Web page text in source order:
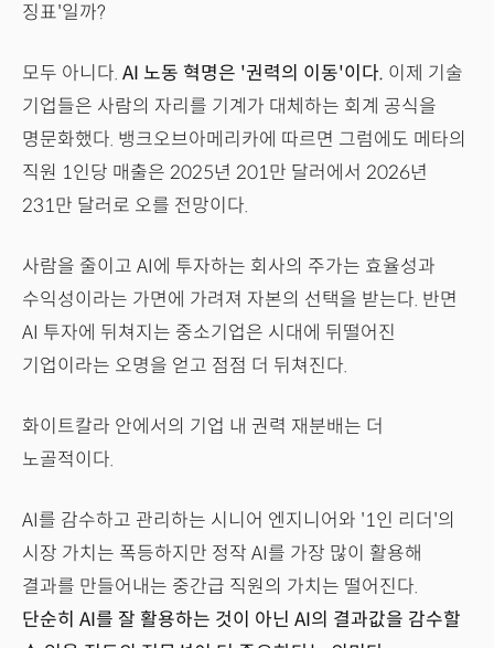
징표'일까?
모두 아니다. AI 노동 혁명은 '권력의 이동'이다. 이제 기술
기업들은 사람의 자리를 기계가 대체하는 회계 공식을
명문화했다. 뱅크오브아메리카에 따르면 그럼에도 메타의
직원 1인당 매출은 2025년 201만 달러에서 2026년
231만 달러로 오를 전망이다.
사람을 줄이고 AI에 투자하는 회사의 주가는 효율성과
수익성이라는 가면에 가려져 자본의 선택을 받는다. 반면
AI 투자에 뒤쳐지는 중소기업은 시대에 뒤떨어진
기업이라는 오명을 얻고 점점 더 뒤쳐진다.
화이트칼라 안에서의 기업 내 권력 재분배는 더
노골적이다.
AI를 감수하고 관리하는 시니어 엔지니어와 '1인 리더'의
시장 가치는 폭등하지만 정작 AI를 가장 많이 활용해
결과를 만들어내는 중간급 직원의 가치는 떨어진다.
단순히 AI를 잘 활용하는 것이 아닌 AI의 결과값을 감수할